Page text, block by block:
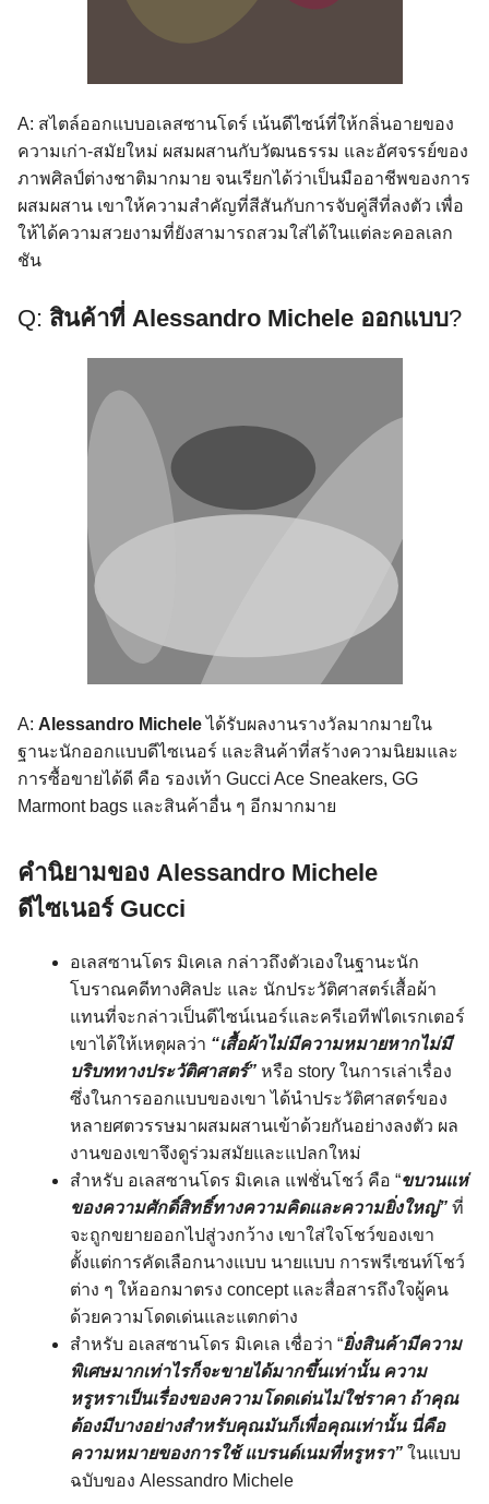
A: สไตล์ออกแบบอเลสซานโดร์ เน้นดีไซน์ที่ให้กลิ่นอายของ
ความเก่า-สมัยใหม่ ผสมผสานกับวัฒนธรรม และอัศจรรย์ของ
ภาพศิลป์ต่างชาติมากมาย จนเรียกได้ว่าเป็นมืออาชีพของการ
ผสมผสาน เขาให้ความสำคัญที่สีสันกับการจับคู่สีที่ลงตัว เพื่อ
ให้ได้ความสวยงามที่ยังสามารถสวมใส่ได้ในแต่ละคอลเลก
ชัน
Q: สินค้าที่ Alessandro Michele ออกแบบ?
A: Alessandro Michele ได้รับผลงานรางวัลมากมายใน
ฐานะนักออกแบบดีไซเนอร์ และสินค้าที่สร้างความนิยมและ
การซื้อขายได้ดี คือ รองเท้า Gucci Ace Sneakers, GG
Marmont bags และสินค้าอื่น ๆ อีกมากมาย
คำนิยามของ Alessandro Michele
ดีไซเนอร์ Gucci
อเลสซานโดร มิเคเล กล่าวถึงตัวเองในฐานะนัก
โบราณคดีทางศิลปะ และ นักประวัติศาสตร์เสื้อผ้า
แทนที่จะกล่าวเป็นดีไซน์เนอร์และครีเอทีฟไดเรกเตอร์
เขาได้ให้เหตุผลว่า “เสื้อผ้าไม่มีความหมายหากไม่มี
บริบททางประวัติศาสตร์” หรือ story ในการเล่าเรื่อง
ซึ่งในการออกแบบของเขา ได้นำประวัติศาสตร์ของ
หลายศตวรรษมาผสมผสานเข้าด้วยกันอย่างลงตัว ผล
งานของเขาจึงดูร่วมสมัยและแปลกใหม่
สำหรับ อเลสซานโดร มิเคเล แฟชั่นโชว์ คือ “ขบวนแห่
ของความศักดิ์สิทธิ์ทางความคิดและความยิ่งใหญ่” ที่
จะถูกขยายออกไปสู่วงกว้าง เขาใส่ใจโชว์ของเขา
ตั้งแต่การคัดเลือกนางแบบ นายแบบ การพรีเซนท์โชว์
ต่าง ๆ ให้ออกมาตรง concept และสื่อสารถึงใจผู้คน
ด้วยความโดดเด่นและแตกต่าง
สำหรับ อเลสซานโดร มิเคเล เชื่อว่า “ยิ่งสินค้ามีความ
พิเศษมากเท่าไรก็จะขายได้มากขึ้นเท่านั้น ความ
หรูหราเป็นเรื่องของความโดดเด่นไม่ใช่ราคา ถ้าคุณ
ต้องมีบางอย่างสำหรับคุณมันก็เพื่อคุณเท่านั้น นี่คือ
ความหมายของการใช้ แบรนด์เนมที่หรูหรา” ในแบบ
ฉบับของ Alessandro Michele